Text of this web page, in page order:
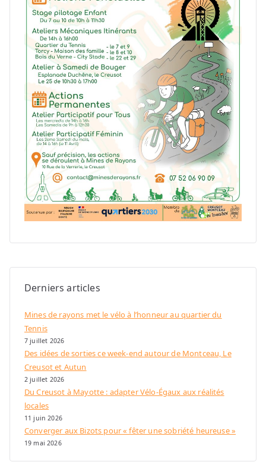
Derniers articles
Mines de rayons met le vélo à l’honneur au quartier du
Tennis
7 juillet 2026
Des idées de sorties ce week-end autour de Montceau, Le
Creusot et Autun
2 juillet 2026
Du Creusot à Mayotte : adapter Vélo-Égaux aux réalités
locales
11 juin 2026
Converger aux Bizots pour « fêter une sobriété heureuse »
19 mai 2026